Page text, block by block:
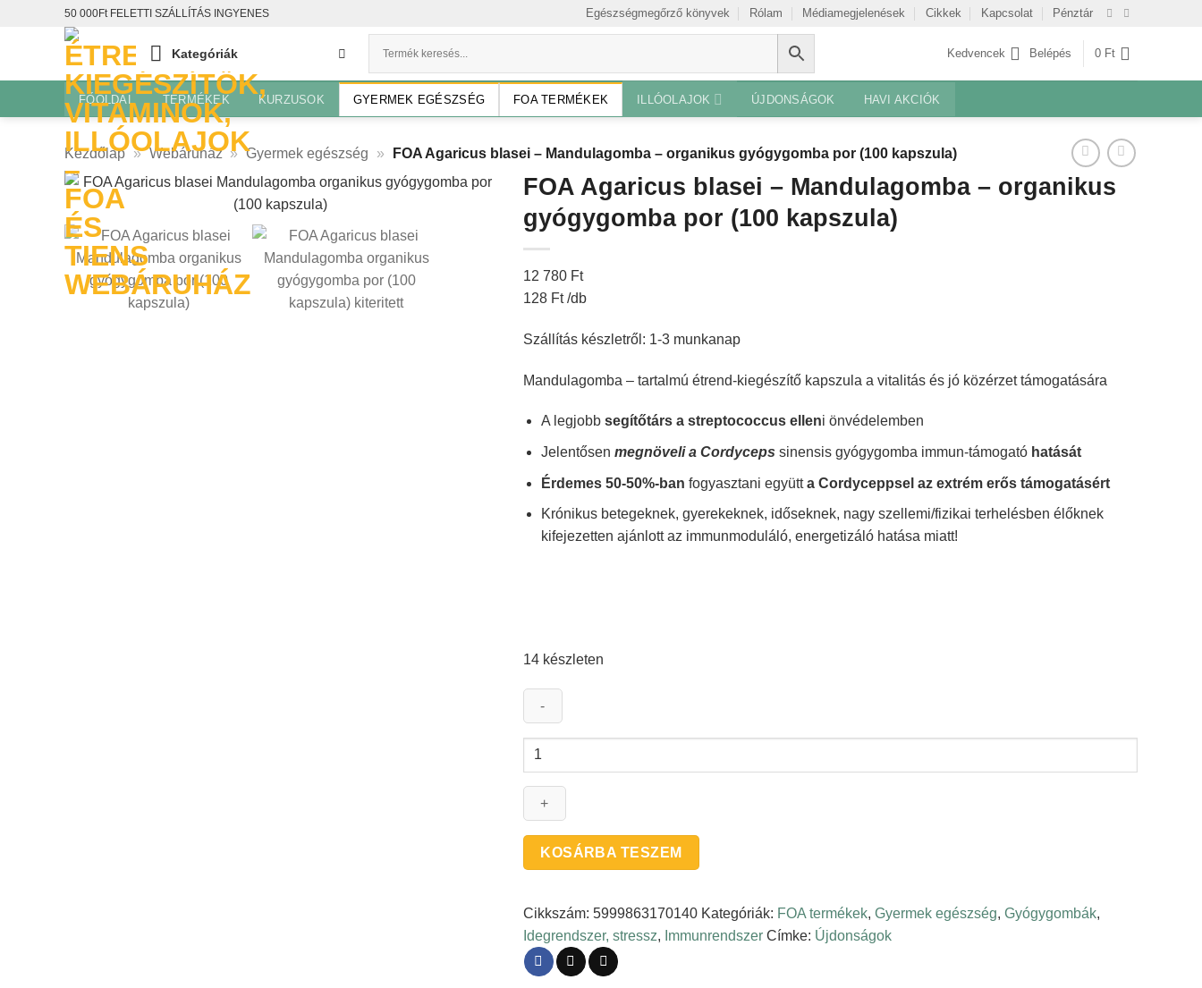
50 000Ft FELETTI SZÁLLÍTÁS INGYENES Egészségmegőrző könyvek Rólam Médiamegjelenések Cikkek Kapcsolat Pénztár
Kategóriák Kedvencek Belépés 0 Ft
FŐOLDAL TERMÉKEK KURZUSOK GYERMEK EGÉSZSÉG FOA TERMÉKEK ILLÓOLAJOK ÚJDONSÁGOK HAVI AKCIÓK
Kezdőlap » Webáruház » Gyermek egészség » FOA Agaricus blasei – Mandulagomba – organikus gyógygomba por (100 kapszula)
FOA Agaricus blasei – Mandulagomba – organikus
gyógygomba por (100 kapszula)
12 780 Ft
128 Ft /db
Szállítás készletről: 1-3 munkanap
Mandulagomba – tartalmú étrend-kiegészítő kapszula a vitalitás és jó közérzet támogatására
A legjobbsegítőtárs a streptococcus elleni önvédelemben
Jelentősenmegnöveli a Cordyceps sinensis gyógygomba immun-támogató hatását
Érdemes 50-50%-ban fogyasztani együtta Cordyceppsel az extrém erős támogatásért
Krónikus betegeknek, gyerekeknek, időseknek, nagy szellemi/fizikai terhelésben élőknek
kifejezetten ajánlott az immunmoduláló, energetizáló hatása miatt!
14 készleten
FOA
blasei
organikus
por
(100
kapszula)
mennyiség
KOSÁRBA TESZEM
Cikkszám: 5999863170140 Kategóriák: FOA termékek, Gyermek egészség, Gyógygombák,
Idegrendszer, stressz, Immunrendszer Címke: Újdonságok